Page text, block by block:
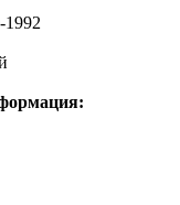
1992